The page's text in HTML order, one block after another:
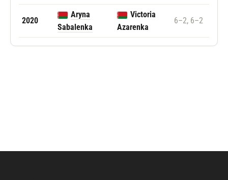
2020
Aryna
Sabalenka
Victoria
Azarenka
6–2, 6–2